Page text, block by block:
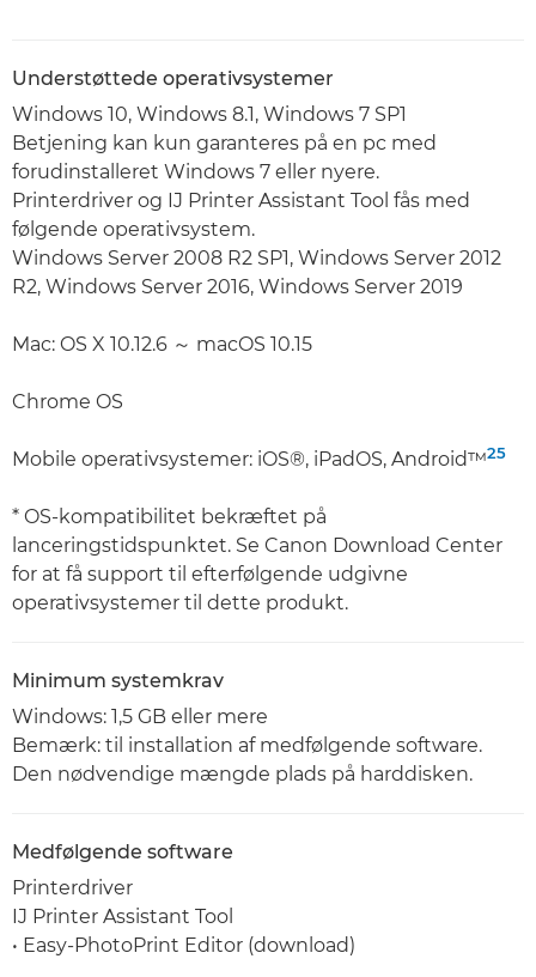
Understøttede operativsystemer
Windows 10, Windows 8.1, Windows 7 SP1
Betjening kan kun garanteres på en pc med
forudinstalleret Windows 7 eller nyere.
Printerdriver og IJ Printer Assistant Tool fås med
følgende operativsystem.
Windows Server 2008 R2 SP1, Windows Server 2012
R2, Windows Server 2016, Windows Server 2019
Mac: OS X 10.12.6 ～ macOS 10.15
Chrome OS
Mobile operativsystemer: iOS®, iPadOS, Android™25
* OS-kompatibilitet bekræftet på
lanceringstidspunktet. Se Canon Download Center
for at få support til efterfølgende udgivne
operativsystemer til dette produkt.
Minimum systemkrav
Windows: 1,5 GB eller mere
Bemærk: til installation af medfølgende software.
Den nødvendige mængde plads på harddisken.
Medfølgende software
Printerdriver
IJ Printer Assistant Tool
• Easy-PhotoPrint Editor (download)